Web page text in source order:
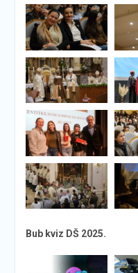
Bub kviz DŠ 2025.